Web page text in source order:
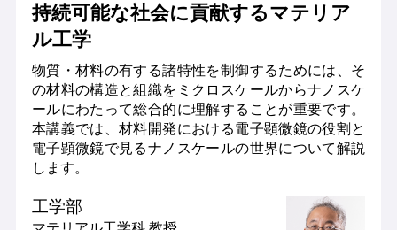
持続可能な社会に貢献するマテリア
ル工学
物質・材料の有する諸特性を制御するためには、そ
の材料の構造と組織をミクロスケールからナノスケ
ールにわたって総合的に理解することが重要です。
本講義では、材料開発における電子顕微鏡の役割と
電子顕微鏡で見るナノスケールの世界について解説
します。
工学部